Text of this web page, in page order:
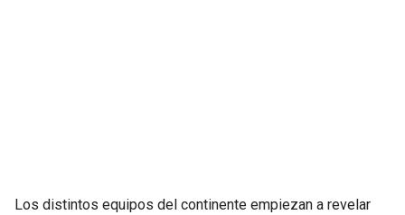
Los distintos equipos del continente empiezan a revelar